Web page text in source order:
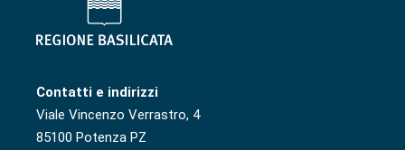
Contatti e indirizzi
Viale Vincenzo Verrastro, 4
85100 Potenza PZ